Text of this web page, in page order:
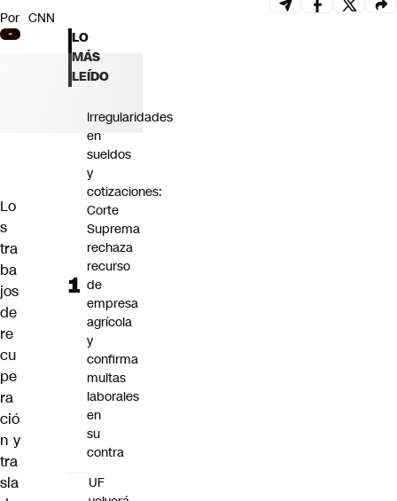
Por CNN
Lo
s
tra
ba
jos
de
re
cu
pe
ra
ció
n y
tra
sla
LO
MÁS
LEÍDO
Irregularidades
en
sueldos
y
cotizaciones:
Corte
Suprema
rechaza
recurso
de
empresa
agrícola
y
confirma
multas
laborales
en
su
contra
UF